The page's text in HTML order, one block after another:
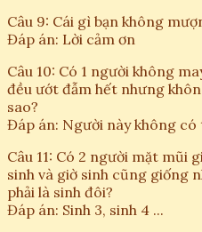
Câu 9: Cái gì bạn không
Đáp án: Lời cảm ơn
Câu 10: Có 1 người không
đều ướt đẫm hết nhưng
sao?
Đáp án: Người này không có
Câu 11: Có 2 người mặt mũi
sinh và giờ sinh cũng giống
phải là sinh đôi?
Đáp án: Sinh 3, sinh 4 ...